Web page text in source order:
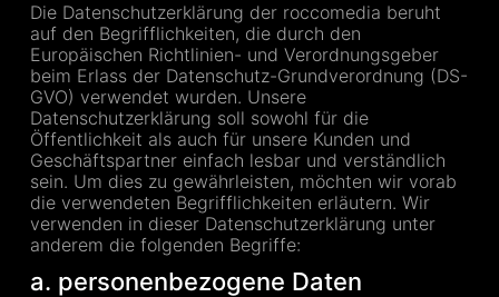
Die Datenschutzerklärung der roccomedia beruht
auf den Begrifflichkeiten, die durch den
Europäischen Richtlinien- und Verordnungsgeber
beim Erlass der Datenschutz-Grundverordnung (DS-
GVO) verwendet wurden. Unsere
Datenschutzerklärung soll sowohl für die
Öffentlichkeit als auch für unsere Kunden und
Geschäftspartner einfach lesbar und verständlich
sein. Um dies zu gewährleisten, möchten wir vorab
die verwendeten Begrifflichkeiten erläutern. Wir
verwenden in dieser Datenschutzerklärung unter
anderem die folgenden Begriffe:
a. personenbezogene Daten